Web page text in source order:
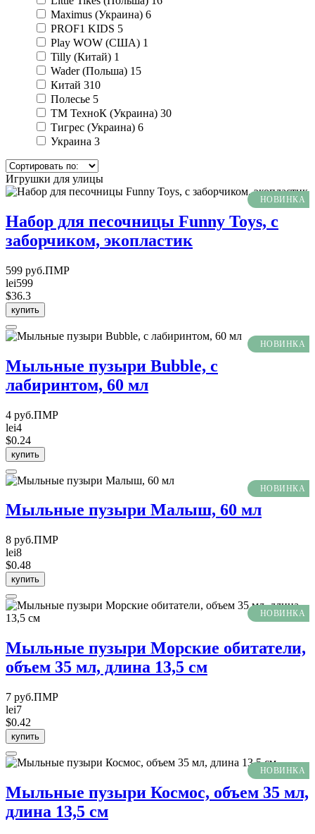
Maximus (Украина) 6
PROF1 KIDS 5
Play WOW (США) 1
Tilly (Китай) 1
Wader (Польша) 15
Китай 310
Полесье 5
ТМ ТехноК (Украина) 30
Тигрес (Украина) 6
Украина 3
Игрушки для улицы
НОВИНКА
Набор для песочницы Funny Toys, с
заборчиком, экопластик
599 руб.ПМР
lei599
$36.3
купить
НОВИНКА
Мыльные пузыри Bubble, с
лабиринтом, 60 мл
4 руб.ПМР
lei4
$0.24
купить
НОВИНКА
Мыльные пузыри Малыш, 60 мл
8 руб.ПМР
lei8
$0.48
купить
НОВИНКА
Мыльные пузыри Морские обитатели,
объем 35 мл, длина 13,5 см
7 руб.ПМР
lei7
$0.42
купить
НОВИНКА
Мыльные пузыри Космос, объем 35 мл,
длина 13,5 см